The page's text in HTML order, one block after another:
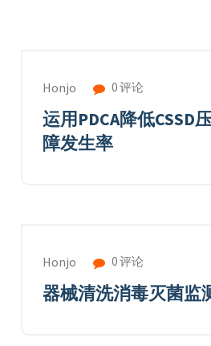
Honjo 0 评论
运用PDCA降低CSSD
障发生率
Honjo 0 评论
器械清洗消毒灭菌监